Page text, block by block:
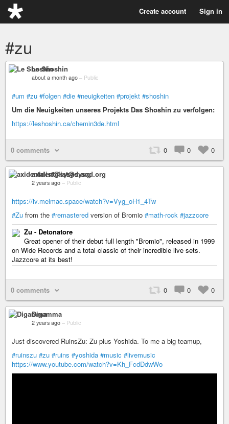
Create account Sign in
#zu
Le Shoshin
about a month ago – Public
#um #zu #folgen #die #neuigkeiten #projekt #shoshin
Um die Neuigkeiten unseres Projekts Das Shoshin zu verfolgen:
https://leshoshin.ca/chemin3de.html
0 comments 0 0 0
axidentalist@sysad.org
2 years ago – Public
https://iv.melmac.space/watch?v=Vyg_oH1_4Tw
#Zu from the #remastered version of Bromio #math-rock #jazzcore
Zu - Detonatore
Great opener of their debut full length "Bromio", released in 1999
on Wide Records and a total classic of their incredible live sets.
Jazzcore at its best!
0 comments 0 0 0
Digamma
2 years ago – Public
Just discovered RuinsZu: Zu plus Yoshida. To me a big teamup,
#ruinszu #zu #ruins #yoshida #music #livemusic
https://www.youtube.com/watch?v=Kh_FcdDdwWo